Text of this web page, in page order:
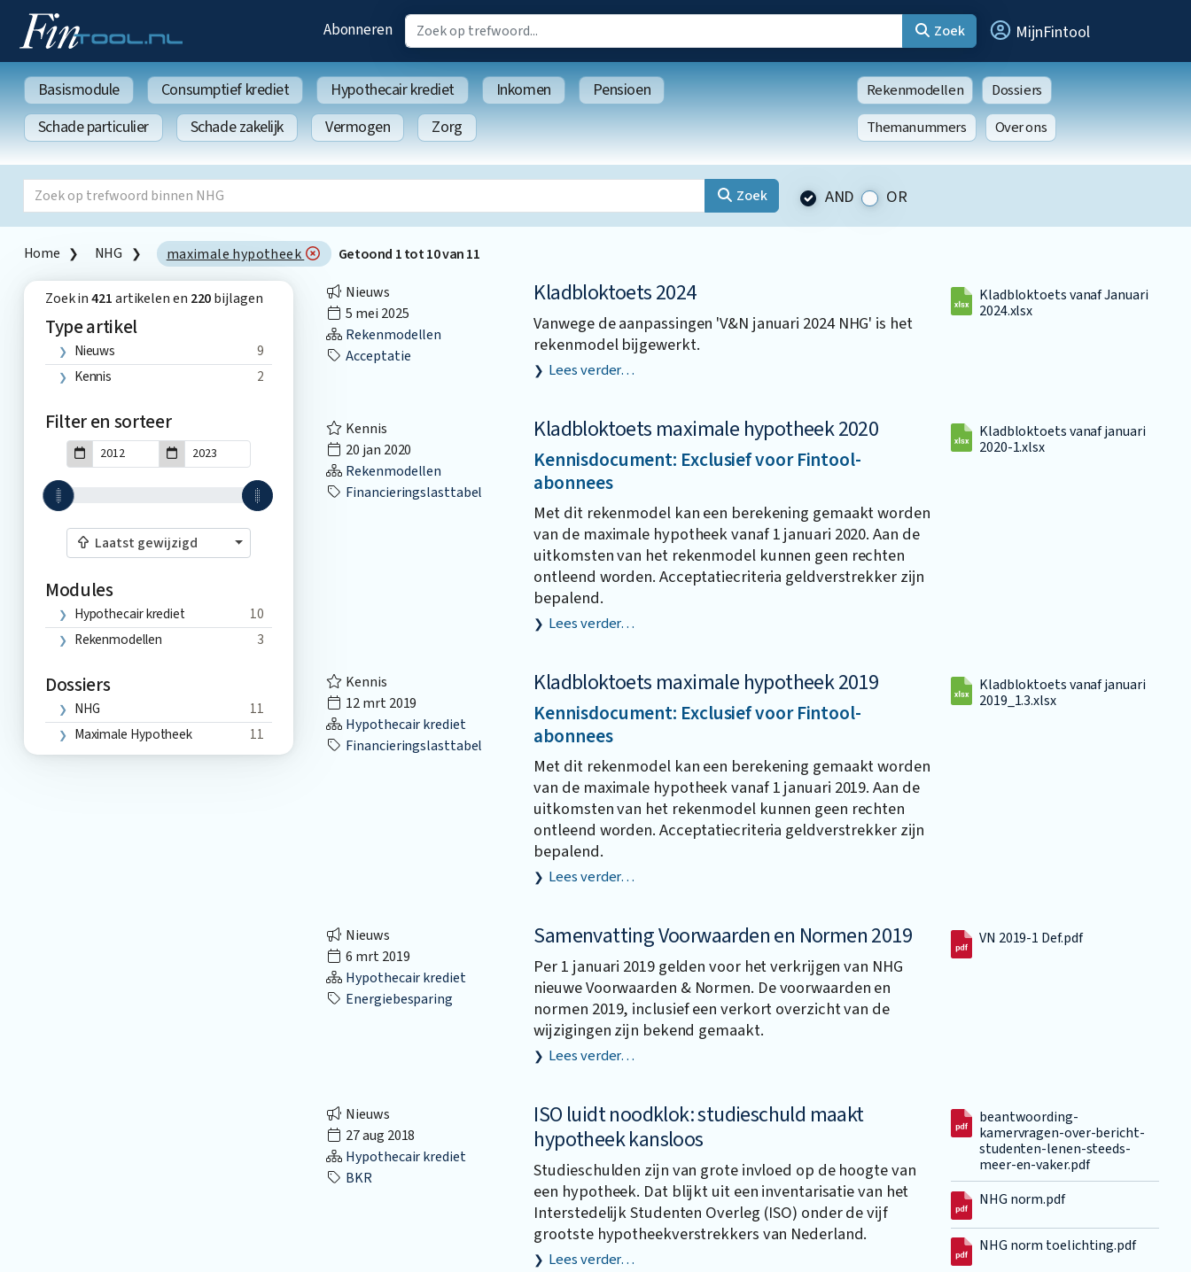
Abonneren Zoek MijnFintool
Basismodule Consumptief krediet Hypothecair krediet Inkomen
Pensioen
Schade particulier
Schade zakelijk Vermogen Zorg
Rekenmodellen
Dossiers
Themanummers
Over ons
Zoek AND OR
Home NHG maximale hypotheek Getoond 1tot10van11
Zoek in421artikelen en 220bijlagen
Type artikel
Nieuws
9
Kennis
2
Filter en sorteer
Laatst gewijzigd
Modules
Hypothecair krediet
10
Rekenmodellen
3
Dossiers
NHG
11
Maximale Hypotheek
11
Nieuws
5 mei 2025
Rekenmodellen
Acceptatie
Kladbloktoets 2024
Vanwege de aanpassingen 'V&N januari 2024 NHG' is het
rekenmodel bijgewerkt.
Lees verder…
Kladbloktoets vanaf Januari
2024.xlsx
Kennis
20 jan 2020
Rekenmodellen
Financieringslasttabel
Kladbloktoets maximale hypotheek 2020
Kennisdocument: Exclusief voor Fintool-
abonnees
Met dit rekenmodel kan een berekening gemaakt worden
van de maximale hypotheek vanaf 1 januari 2020. Aan de
uitkomsten van het rekenmodel kunnen geen rechten
ontleend worden. Acceptatiecriteria geldverstrekker zijn
bepalend.
Lees verder…
Kladbloktoets vanaf januari
2020-1.xlsx
Kennis
12 mrt 2019
Hypothecair krediet
Financieringslasttabel
Kladbloktoets maximale hypotheek 2019
Kennisdocument: Exclusief voor Fintool-
abonnees
Met dit rekenmodel kan een berekening gemaakt worden
van de maximale hypotheek vanaf 1 januari 2019. Aan de
uitkomsten van het rekenmodel kunnen geen rechten
ontleend worden. Acceptatiecriteria geldverstrekker zijn
bepalend.
Lees verder…
Kladbloktoets vanaf januari
2019_1.3.xlsx
Nieuws
6 mrt 2019
Hypothecair krediet
Energiebesparing
Samenvatting Voorwaarden en Normen 2019
Per 1 januari 2019 gelden voor het verkrijgen van NHG
nieuwe Voorwaarden & Normen. De voorwaarden en
normen 2019, inclusief een verkort overzicht van de
wijzigingen zijn bekend gemaakt.
Lees verder…
VN 2019-1 Def.pdf
Nieuws
27 aug 2018
Hypothecair krediet
BKR
ISO luidt noodklok: studieschuld maakt
hypotheek kansloos
Studieschulden zijn van grote invloed op de hoogte van
een hypotheek. Dat blijkt uit een inventarisatie van het
Interstedelijk Studenten Overleg (ISO) onder de vijf
grootste hypotheekverstrekkers van Nederland.
Lees verder…
beantwoording-
kamervragen-over-bericht-
studenten-lenen-steeds-
meer-en-vaker.pdf
NHG norm.pdf
NHG norm toelichting.pdf